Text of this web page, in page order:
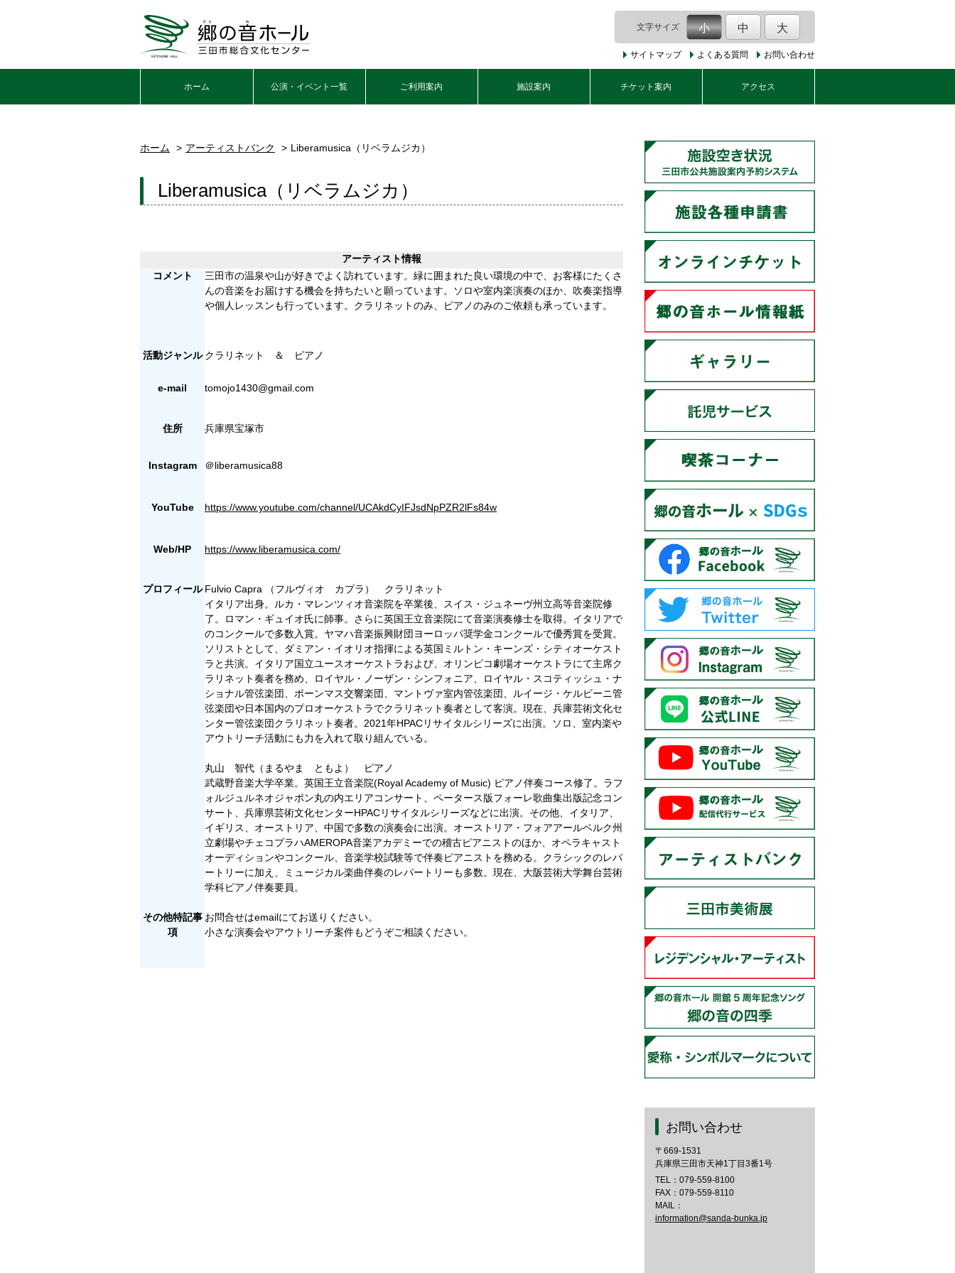
文字サイズ 小 中 大
サイトマップ よくある質問 お問い合わせ
ホーム 公演・イベント一覧 ご利用案内 施設案内 チケット案内 アクセス
ホーム アーティストバンク Liberamusica（リベラムジカ）
Liberamusica（リベラムジカ）
アーティスト情報
コメント
三田市の温泉や山が好きでよく訪れています。緑に囲まれた良い環境の中で、お客様にたくさ
んの音楽をお届けする機会を持ちたいと願っています。ソロや室内楽演奏のほか、吹奏楽指導
や個人レッスンも行っています。クラリネットのみ、ピアノのみのご依頼も承っています。
活動ジャンル クラリネット ＆ ピアノ
e-mail tomojo1430@gmail.com
住所 兵庫県宝塚市
Instagram ＠liberamusica88
YouTube https://www.youtube.com/channel/UCAkdCyIFJsdNpPZR2lFs84w
Web/HP https://www.liberamusica.com/
プロフィール Fulvio Capra （フルヴィオ カプラ） クラリネット
イタリア出身。ルカ・マレンツィオ音楽院を卒業後、スイス・ジュネーヴ州立高等音楽院修
了。ロマン・ギュイオ氏に師事。さらに英国王立音楽院にて音楽演奏修士を取得。イタリアで
のコンクールで多数入賞。ヤマハ音楽振興財団ヨーロッパ奨学金コンクールで優秀賞を受賞。
ソリストとして、ダミアン・イオリオ指揮による英国ミルトン・キーンズ・シティオーケスト
ラと共演。イタリア国立ユースオーケストラおよび、オリンピコ劇場オーケストラにて主席ク
ラリネット奏者を務め、ロイヤル・ノーザン・シンフォニア、ロイヤル・スコティッシュ・ナ
ショナル管弦楽団、ボーンマス交響楽団、マントヴァ室内管弦楽団、ルイージ・ケルビーニ管
弦楽団や日本国内のプロオーケストラでクラリネット奏者として客演。現在、兵庫芸術文化セ
ンター管弦楽団クラリネット奏者。2021年HPACリサイタルシリーズに出演。ソロ、室内楽や
アウトリーチ活動にも力を入れて取り組んでいる。
丸山 智代（まるやま ともよ） ピアノ
武蔵野音楽大学卒業。英国王立音楽院(Royal Academy of Music) ピアノ伴奏コース修了。ラフ
ォルジュルネオジャポン丸の内エリアコンサート、ペータース版フォーレ歌曲集出版記念コン
サート、兵庫県芸術文化センターHPACリサイタルシリーズなどに出演。その他、イタリア、
イギリス、オーストリア、中国で多数の演奏会に出演。オーストリア・フォアアールベルク州
立劇場やチェコプラハAMEROPA音楽アカデミーでの稽古ピアニストのほか、オペラキャスト
オーディションやコンクール、音楽学校試験等で伴奏ピアニストを務める。クラシックのレパ
ートリーに加え、ミュージカル楽曲伴奏のレパートリーも多数。現在、大阪芸術大学舞台芸術
学科ピアノ伴奏要員。
その他特記事
項
お問合せはemailにてお送りください。
小さな演奏会やアウトリーチ案件もどうぞご相談ください。
お問い合わせ
〒669-1531
兵庫県三田市天神1丁目3番1号
TEL： 079-559-8100
FAX：079-559-8110
MAIL：
information@sanda-bunka.jp